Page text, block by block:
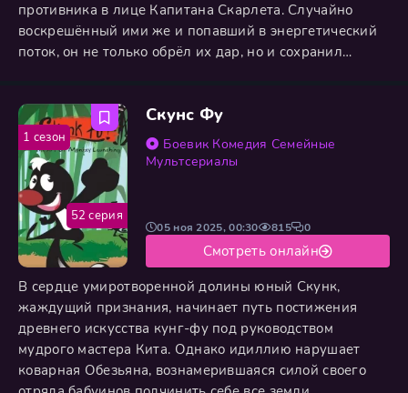
противника в лице Капитана Скарлета. Случайно
воскрешённый ими же и попавший в энергетический
поток, он не только обрёл их дар, но и сохранил
Полковник Уайт требует ответа у агента Охры за
утерю биологической бомбы и заражение атмосферы,
команда «Спектрума» пытается
Скунс Фу
Боевик Комедия Семейные
Мультсериалы
В сердце умиротворенной долины юный Скунк,
жаждущий признания, начинает путь постижения
древнего искусства кунг-фу под руководством
мудрого мастера Кита. Однако идиллию нарушает
коварная Обезьяна, вознамерившаяся силой своего
05 ноя 2025, 00:30 815 0
Смотреть онлайн
52 серия
1 сезон